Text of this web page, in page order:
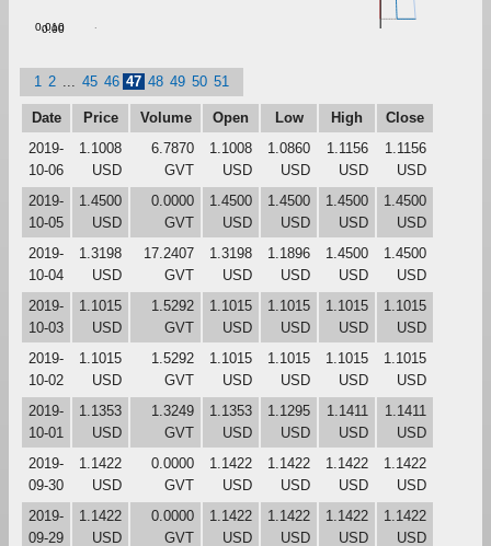
0.010
0.00
1 2 45 46 47 48 49 50 51
Date Price Volume Open Low High
Close
2019-
10-06
1.1008
USD
6.7870
GVT
1.1008
USD
1.0860
USD
1.1156
USD
1.1156
USD
2019-
10-05
1.4500
USD
0.0000
GVT
1.4500
USD
1.4500
USD
1.4500
USD
1.4500
USD
2019-
10-04
1.3198
USD
17.2407
GVT
1.3198
USD
1.1896
USD
1.4500
USD
1.4500
USD
2019-
10-03
1.1015
USD
1.5292
GVT
1.1015
USD
1.1015
USD
1.1015
USD
1.1015
USD
2019-
10-02
1.1015
USD
1.5292
GVT
1.1015
USD
1.1015
USD
1.1015
USD
1.1015
USD
2019-
10-01
1.1353
USD
1.3249
GVT
1.1353
USD
1.1295
USD
1.1411
USD
1.1411
USD
2019-
09-30
1.1422
USD
0.0000
GVT
1.1422
USD
1.1422
USD
1.1422
USD
1.1422
USD
2019-
09-29
1.1422
USD
0.0000
GVT
1.1422
USD
1.1422
USD
1.1422
USD
1.1422
USD